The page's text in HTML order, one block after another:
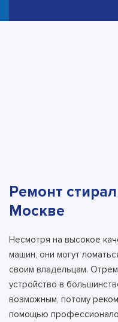
Ремонт
Москве
Несмотря на высокое
машин, они могут
своим владельцам.
устройство в
возможным, потому
помощью